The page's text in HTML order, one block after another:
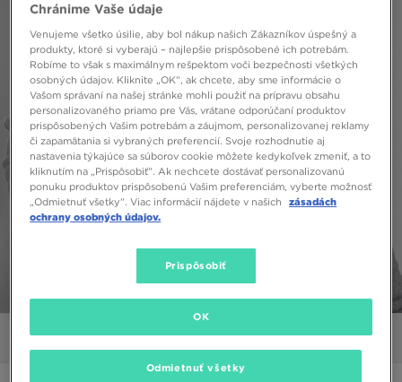
Obrázky Video
Chránime Vaše údaje
Venujeme všetko úsilie, aby bol nákup našich Zákazníkov úspešný a
produkty, ktoré si vyberajú – najlepšie prispôsobené ich potrebám.
Robíme to však s maximálnym rešpektom voči bezpečnosti všetkých
osobných údajov. Kliknite „OK”, ak chcete, aby sme informácie o
Vašom správaní na našej stránke mohli použiť na prípravu obsahu
personalizovaného priamo pre Vás, vrátane odporúčaní produktov
prispôsobených Vašim potrebám a záujmom, personalizovanej reklamy
či zapamätania si vybraných preferencií. Svoje rozhodnutie aj
nastavenia týkajúce sa súborov cookie môžete kedykoľvek zmeniť, a to
kliknutím na „Prispôsobiť”. Ak nechcete dostávať personalizovanú
ponuku produktov prispôsobenú Vašim preferenciám, vyberte možnosť
„Odmietnuť všetky”. Viac informácií nájdete v našich
zásadách
ochrany osobných údajov.
Prispôsobiť
Odmietnuť všetky
OK